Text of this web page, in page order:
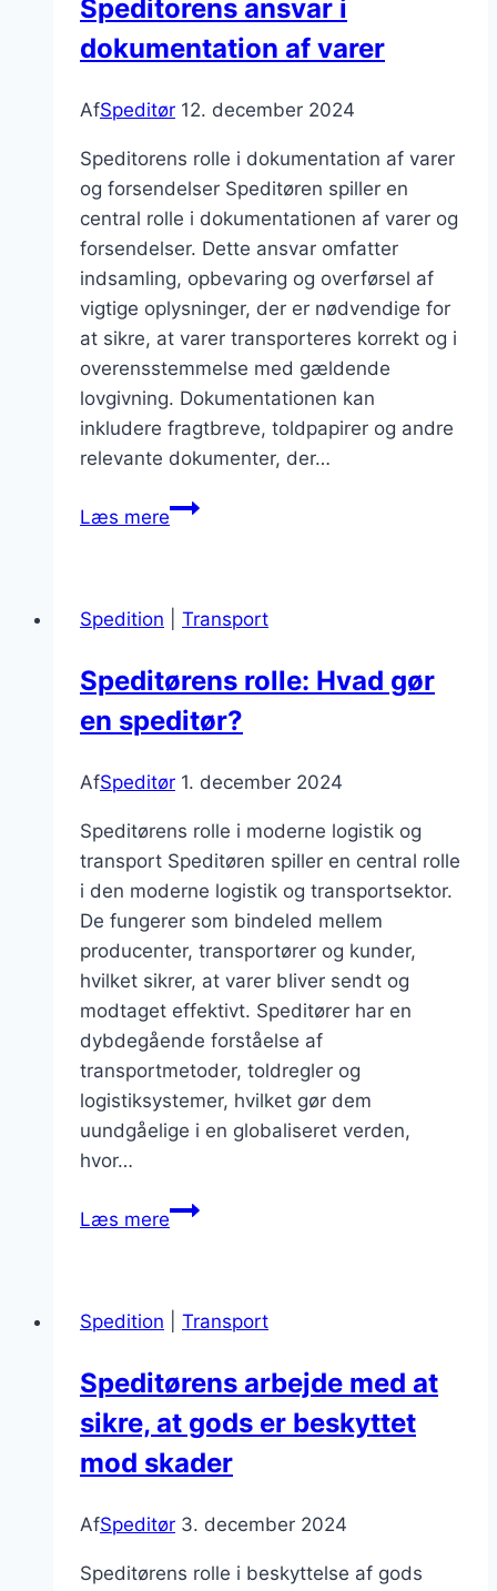
Speditorens ansvar i
dokumentation af varer
AfSpeditør 12. december 2024
Speditorens rolle i dokumentation af varer
og forsendelser Speditøren spiller en
central rolle i dokumentationen af varer og
forsendelser. Dette ansvar omfatter
indsamling, opbevaring og overførsel af
vigtige oplysninger, der er nødvendige for
at sikre, at varer transporteres korrekt og i
overensstemmelse med gældende
lovgivning. Dokumentationen kan
inkludere fragtbreve, toldpapirer og andre
relevante dokumenter, der…
Læs mereSpeditorens
af
Spedition Transport
Speditørens rolle: Hvad gør
en speditør?
AfSpeditør 1. december 2024
Speditørens rolle i moderne logistik og
transport Speditøren spiller en central rolle
i den moderne logistik og transportsektor.
De fungerer som bindeled mellem
producenter, transportører og kunder,
hvilket sikrer, at varer bliver sendt og
modtaget effektivt. Speditører har en
dybdegående forståelse af
transportmetoder, toldregler og
logistiksystemer, hvilket gør dem
uundgåelige i en globaliseret verden,
hvor…
Læs mereSpeditørens
en
Spedition Transport
Speditørens arbejde med at
sikre, at gods er beskyttet
mod skader
AfSpeditør 3. december 2024
Speditørens rolle i beskyttelse af gods